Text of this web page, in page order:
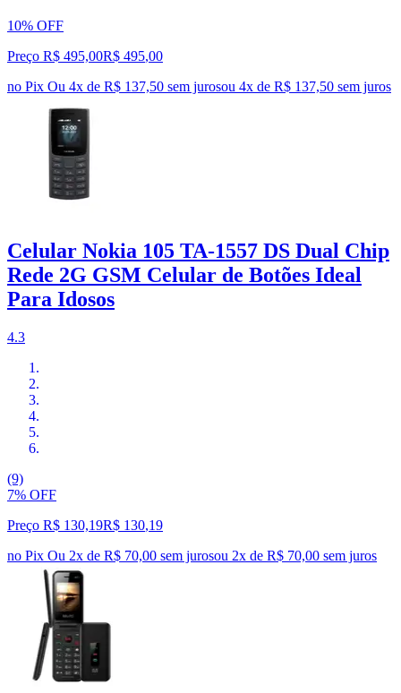
10% OFF
Preço R$ 495,00R$ 495,00
no Pix Ou 4x de R$ 137,50 sem jurosou 4x de R$ 137,50 sem juros
Celular Nokia 105 TA-1557 DS Dual Chip
Rede 2G GSM Celular de Botões Ideal
Para Idosos
4.3
(9)
7% OFF
Preço R$ 130,19R$ 130,19
no Pix Ou 2x de R$ 70,00 sem jurosou 2x de R$ 70,00 sem juros